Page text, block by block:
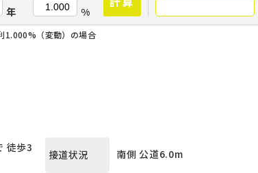
年 %
1.000%（変動）の場合
徒歩3
接道状況
南側 公道6.0m